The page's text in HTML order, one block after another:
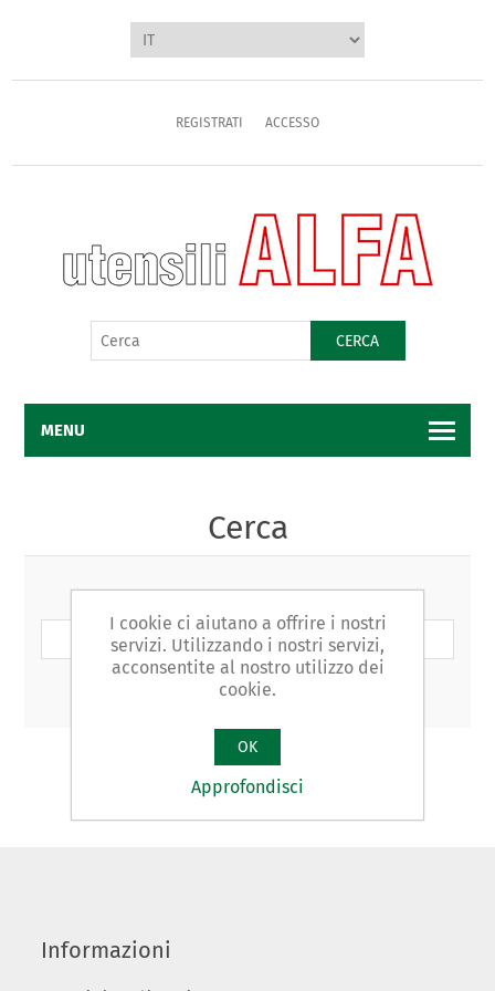
REGISTRATI ACCESSO
CERCA
MENU
Cerca
Ricerca avanzata
CERCA
Informazioni
I cookie ci aiutano a offrire i nostri
servizi. Utilizzando i nostri servizi,
acconsentite al nostro utilizzo dei
cookie.
OK
Approfondisci